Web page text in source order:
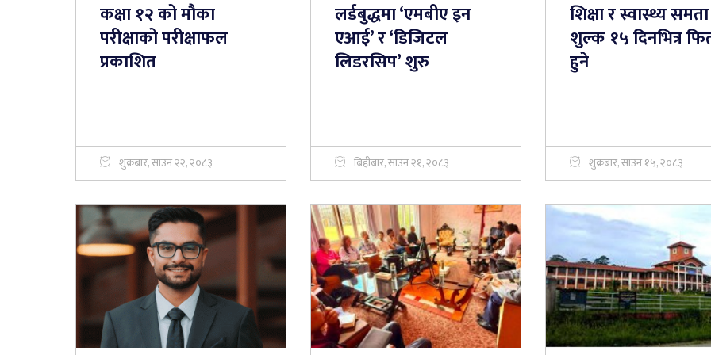
कक्षा १२ को मौका
परीक्षाको परीक्षाफल
प्रकाशित
शुक्रबार, साउन २२, २०८३
लर्डबुद्धमा ‘एमबीए इन
एआई’ र ‘डिजिटल
लिडरसिप’ शुरु
बिहीबार, साउन २१, २०८३
शिक्षा र स्वास्थ्य समता
शुल्क १५ दिनभित्र
हुने
शुक्रबार, साउन १५, २०८३